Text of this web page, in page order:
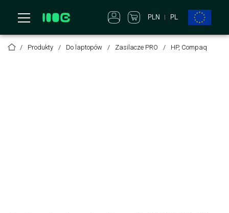
PLN PL
Produkty Do laptopów Zasilacze PRO HP, Compaq